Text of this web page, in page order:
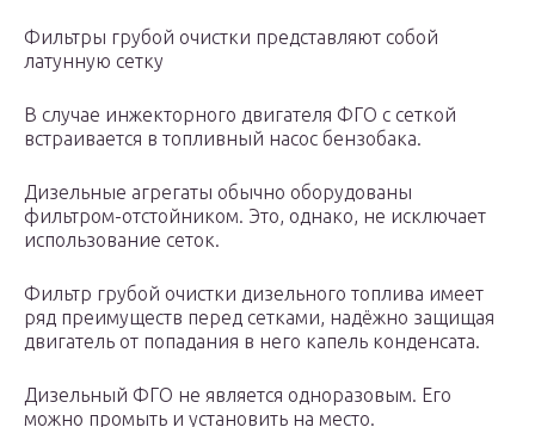
Фильтры грубой очистки представляют собой
латунную сетку
В случае инжекторного двигателя ФГО с сеткой
встраивается в топливный насос бензобака.
Дизельные агрегаты обычно оборудованы
фильтром-отстойником. Это, однако, не исключает
использование сеток.
Фильтр грубой очистки дизельного топлива имеет
ряд преимуществ перед сетками, надёжно защищая
двигатель от попадания в него капель конденсата.
Дизельный ФГО не является одноразовым. Его
можно промыть и установить на место.